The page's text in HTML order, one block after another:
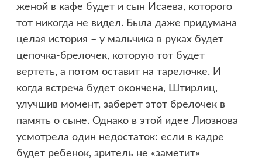
женой в кафе будет и сын Исаева, которого
тот никогда не видел. Была даже придумана
целая история – у мальчика в руках будет
цепочка-брелочек, которую тот будет
вертеть, а потом оставит на тарелочке. И
когда встреча будет окончена, Штирлиц,
улучшив момент, заберет этот брелочек в
память о сыне. Однако в этой идее Лиознова
усмотрела один недостаток: если в кадре
будет ребенок, зритель не «заметит»